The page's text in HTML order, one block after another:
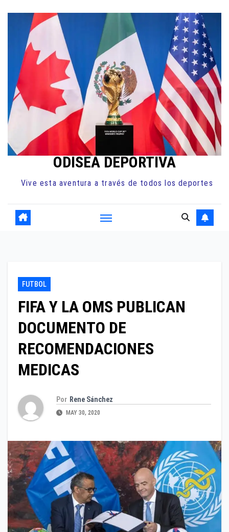
contenido
ODISEA DEPORTIVA
Vive esta aventura a través de todos los deportes
FUTBOL
FIFA Y LA OMS PUBLICAN
DOCUMENTO DE
RECOMENDACIONES
MEDICAS
Por Rene Sánchez
MAY 30, 2020